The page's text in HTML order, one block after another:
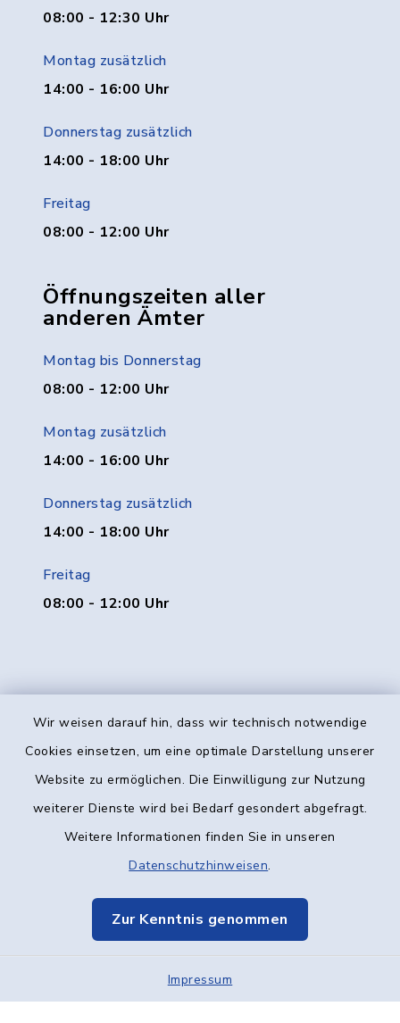
Wir weisen darauf hin, dass wir technisch notwendige
Cookies einsetzen, um eine optimale Darstellung unserer
Website zu ermöglichen. Die Einwilligung zur Nutzung
weiterer Dienste wird bei Bedarf gesondert abgefragt.
Weitere Informationen finden Sie in unseren
Datenschutzhinweisen.
Zur Kenntnis genommen
Impressum
08:00 - 12:30 Uhr
Montag zusätzlich
14:00 - 16:00 Uhr
Donnerstag zusätzlich
14:00 - 18:00 Uhr
Freitag
08:00 - 12:00 Uhr
Öffnungszeiten aller
anderen Ämter
Montag bis Donnerstag
08:00 - 12:00 Uhr
Montag zusätzlich
14:00 - 16:00 Uhr
Donnerstag zusätzlich
14:00 - 18:00 Uhr
Freitag
08:00 - 12:00 Uhr
Kontakt
Datenschutz
Elektronische Kommunikation
Sitemap